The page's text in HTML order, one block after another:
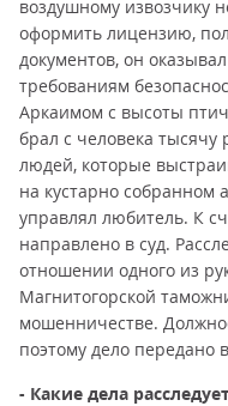
воздушному извозчику
оформить лицензию,
документов, он
требованиям
Аркаимом с высоты
брал с человека тысячу
людей, которые
на кустарно собранном
управлял любитель. К
направлено в суд.
отношении одного из
Магнитогорской
мошенничестве.
поэтому дело передано
- Какие дела